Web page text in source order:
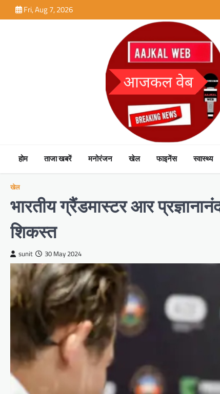
to
Fri, Aug 7, 2026
होम ताजा खबरें मनोरंजन खेल फाइनेंस स्वास्थ्य
खेल
भारतीय ग्रैंडमास्टर आर
शिकस्त
sunit 30 May 2024